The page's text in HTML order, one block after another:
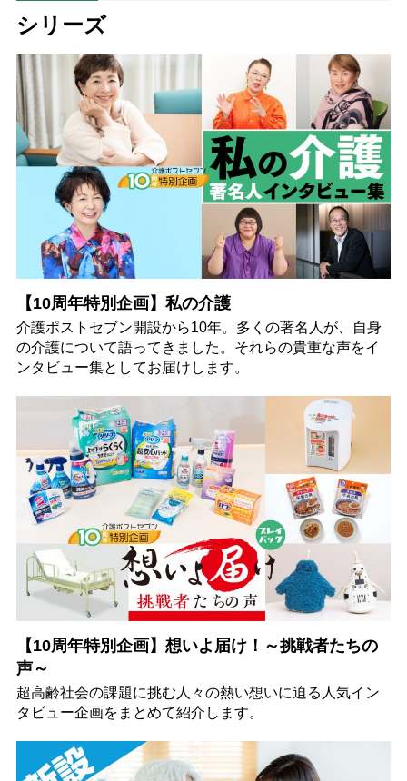
シリーズ
【10周年特別企画】私の介護
介護ポストセブン開設から10年。多くの著名人が、自身
の介護について語ってきました。それらの貴重な声をイ
ンタビュー集としてお届けします。
【10周年特別企画】想いよ届け！～挑戦者たちの
声～
超高齢社会の課題に挑む人々の熱い想いに迫る人気イン
タビュー企画をまとめて紹介します。